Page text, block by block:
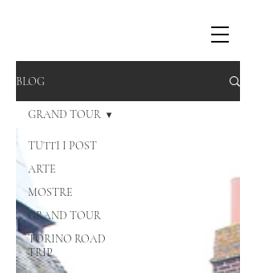
BLOG
TUTTI I POST
ARTE
MOSTRE
GRAND TOUR
TORINO ROAD
TRIP
GRAND TOUR